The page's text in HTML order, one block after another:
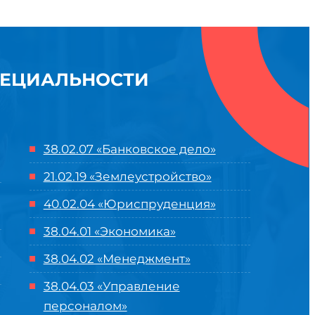
38.02.07 «Банковское дело»
21.02.19 «Землеустройство»
40.02.04 «Юриспруденция»
38.04.01 «Экономика»
38.04.02 «Менеджмент»
38.04.03 «Управление
персоналом»